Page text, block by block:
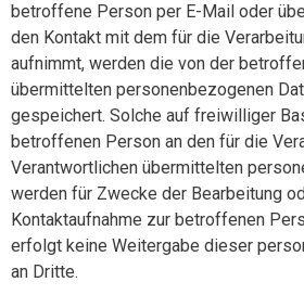
betroffene Person per E-Mail oder
den Kontakt mit dem für die
aufnimmt, werden die von der
übermittelten personenbezogenen
gespeichert. Solche auf freiwilliger
betroffenen Person an den für die
Verantwortlichen übermittelten
werden für Zwecke der Bearbeitung
Kontaktaufnahme zur betroffenen
erfolgt keine Weitergabe dieser
an Dritte.